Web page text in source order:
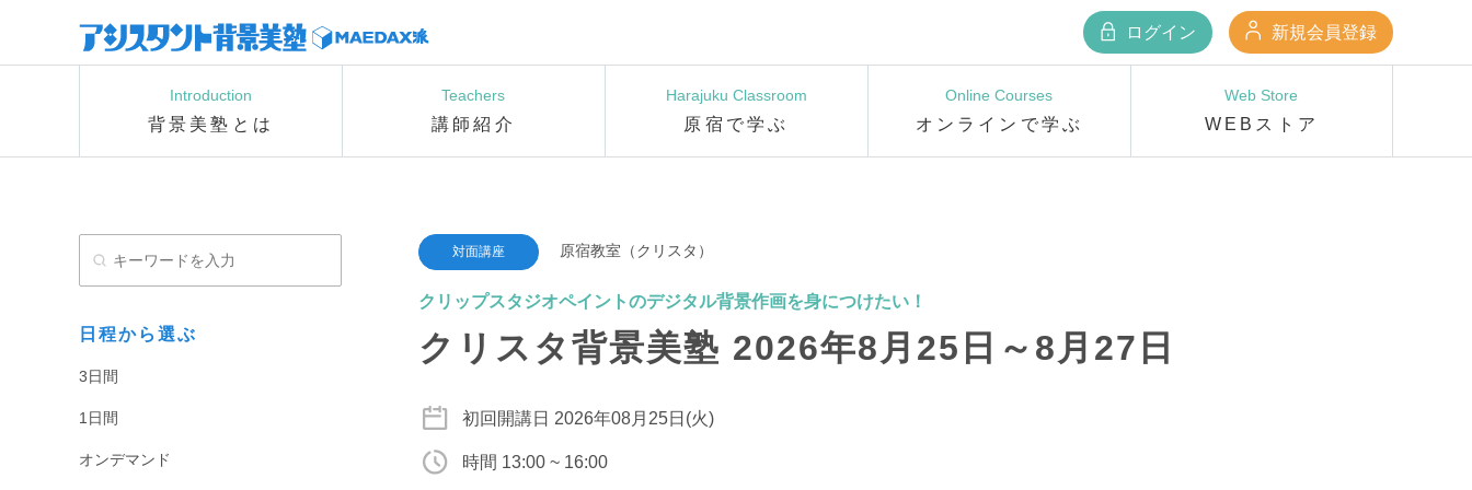
ログイン 新規会員登録
Introduction
背景美塾とは
Teachers
講師紹介
Harajuku Classroom
原宿で学ぶ
Online Courses
オンラインで学ぶ
Web Store
WEBストア
日程から選ぶ
3日間
1日間
オンデマンド
対面講座 原宿教室（クリスタ）
クリップスタジオペイントのデジタル背景作画を身につけたい！
クリスタ背景美塾 2026年8月25日～8月27日
初回開講日 2026年08月25日(火)
時間 13:00 ~ 16:00